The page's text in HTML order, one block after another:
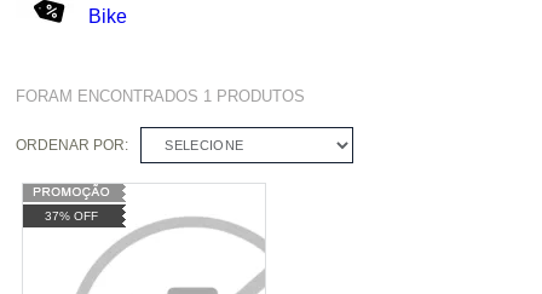
Bike
FORAM ENCONTRADOS 1 PRODUTOS
ORDENAR POR: SELECIONE
37% OFF